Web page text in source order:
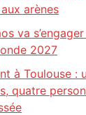
arènes
va
2027
à Toulouse :
quatre